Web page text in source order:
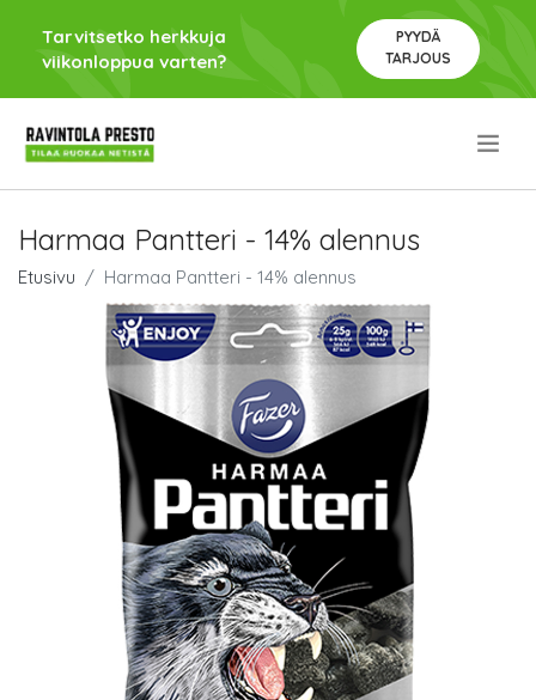
Tarvitsetko herkkuja
viikonloppua varten?
PYYDÄ
TARJOUS
Harmaa Pantteri - 14% alennus
Etusivu Harmaa Pantteri - 14% alennus